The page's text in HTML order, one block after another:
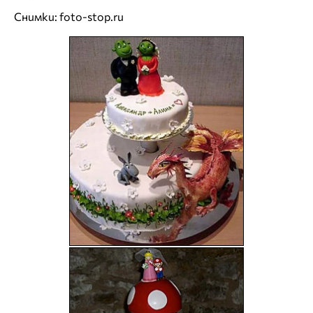
Снимки: foto-stop.ru